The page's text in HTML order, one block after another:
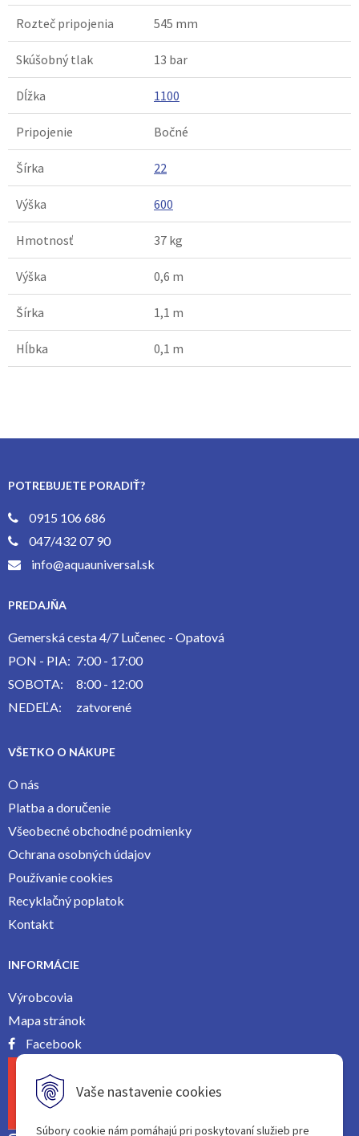
Vaše nastavenie cookies
Súbory cookie nám pomáhajú pri poskytovaní služieb pre
Rozteč pripojenia 545 mm
Skúšobný tlak 13 bar
Dĺžka 1100
Pripojenie Bočné
Šírka 22
Výška 600
Hmotnosť 37 kg
Výška 0,6 m
Šírka 1,1 m
Hĺbka 0,1 m
POTREBUJETE PORADIŤ?
0915 106 686
047/432 07 90
info@aquauniversal.sk
PREDAJŇA
Gemerská cesta 4/7 Lučenec - Opatová
PON - PIA: 7:00 - 17:00
SOBOTA:
8:00 - 12:00
NEDEĽA:
zatvorené
VŠETKO O NÁKUPE
O nás
Platba a doručenie
Všeobecné obchodné podmienky
Ochrana osobných údajov
Používanie cookies
Recyklačný poplatok
Kontakt
INFORMÁCIE
Výrobcovia
Mapa stránok
Facebook